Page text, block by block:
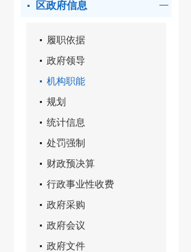
区政府信息
履职依据
政府领导
机构职能
规划
统计信息
处罚强制
财政预决算
行政事业性收费
政府采购
政府会议
政府文件